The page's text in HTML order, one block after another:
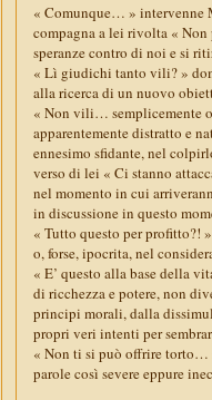
« Comunque… » intervenne
compagna a lei rivolta «
speranze contro di noi e si
« Lì giudichi tanto vili? »
alla ricerca di un nuovo
« Non vili… semplicemente
apparentemente distratto e
ennesimo sfidante, nel
verso di lei « Ci stanno
nel momento in cui
in discussione in questo
« Tutto questo per profitto?!
o, forse, ipocrita, nel
« E’ questo alla base della
di ricchezza e potere, non
principi morali, dalla
propri veri intenti per
« Non ti si può offrire torto…
parole così severe eppure